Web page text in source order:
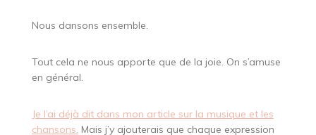
Nous dansons ensemble.
Tout cela ne nous apporte que de la joie. On s’amuse
en général.
Je l’ai déjà dit dans mon article sur la musique et les
chansons. Mais j’y ajouterais que chaque expression